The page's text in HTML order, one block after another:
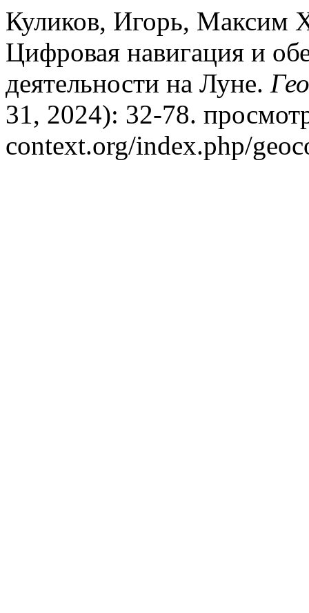
Куликов, Игорь, Максим
Цифровая навигация и
деятельности на Луне.
31, 2024): 32-78.
context.org/index.php/